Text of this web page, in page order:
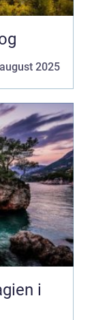
2025
i